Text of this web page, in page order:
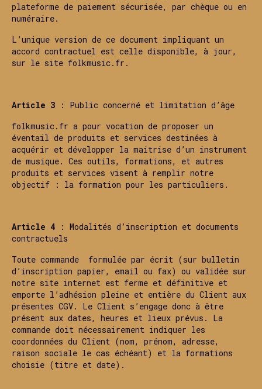
plateforme de paiement sécurisée, par chèque ou en
numéraire.
L’unique version de ce document impliquant un
accord contractuel est celle disponible, à jour,
sur le site folkmusic.fr.
Article 3 : Public concerné et limitation d’âge
folkmusic.fr a pour vocation de proposer un
éventail de produits et services destinées à
acquérir et développer la maitrise d’un instrument
de musique. Ces outils, formations, et autres
produits et services visent à remplir notre
objectif : la formation pour les particuliers.
Article 4 : Modalités d’inscription et documents
contractuels
Toute commande formulée par écrit (sur bulletin
d’inscription papier, email ou fax) ou validée sur
notre site internet est ferme et définitive et
emporte l’adhésion pleine et entière du Client aux
présentes CGV. Le Client s’engage donc à être
présent aux dates, heures et lieux prévus. La
commande doit nécessairement indiquer les
coordonnées du Client (nom, prénom, adresse,
raison sociale le cas échéant) et la formations
choisie (titre et date).